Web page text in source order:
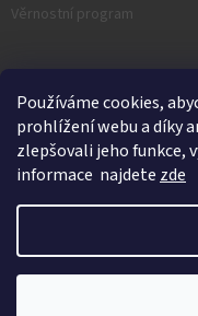
Používáme cookies,
prohlížení webu a díky
zlepšovali jeho funkce,
informace najdete zde
Věrnostní program
Facebook